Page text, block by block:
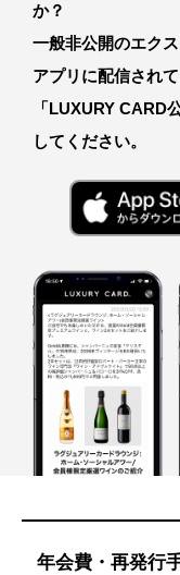
か？
一般非公開のエク
アプリに配信されて
「LUXURY CARD
してください。
年会費・再発行